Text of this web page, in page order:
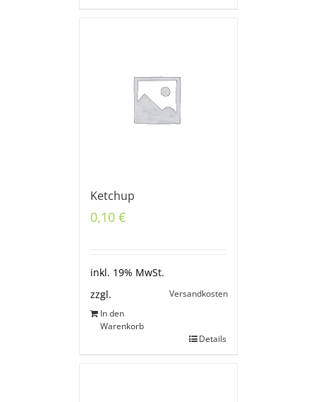
Ketchup
0,10 €
inkl. 19% MwSt.
zzgl.
Versandkosten
In den
Warenkorb
Details